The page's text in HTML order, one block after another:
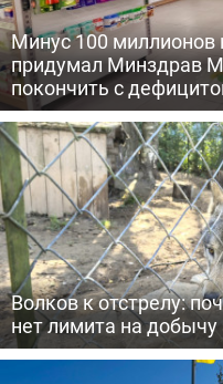
Минус 100 миллионов
придумал Минздрав
покончить с
Волков к отстрелу:
нет лимита на добычу